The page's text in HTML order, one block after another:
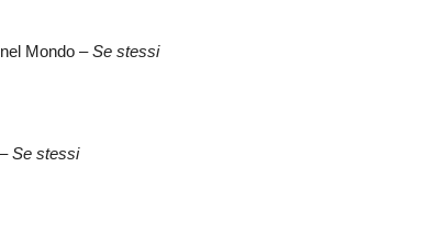
Mondo –Se stessi
Se stessi